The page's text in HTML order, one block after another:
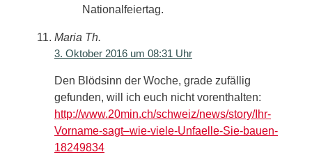
Nationalfeiertag.
Maria Th.
3. Oktober 2016 um 08:31 Uhr
Den Blödsinn der Woche, grade zufällig
gefunden, will ich euch nicht vorenthalten:
http://www.20min.ch/schweiz/news/story/Ihr-
Vorname-sagt–wie-viele-Unfaelle-Sie-bauen-
18249834